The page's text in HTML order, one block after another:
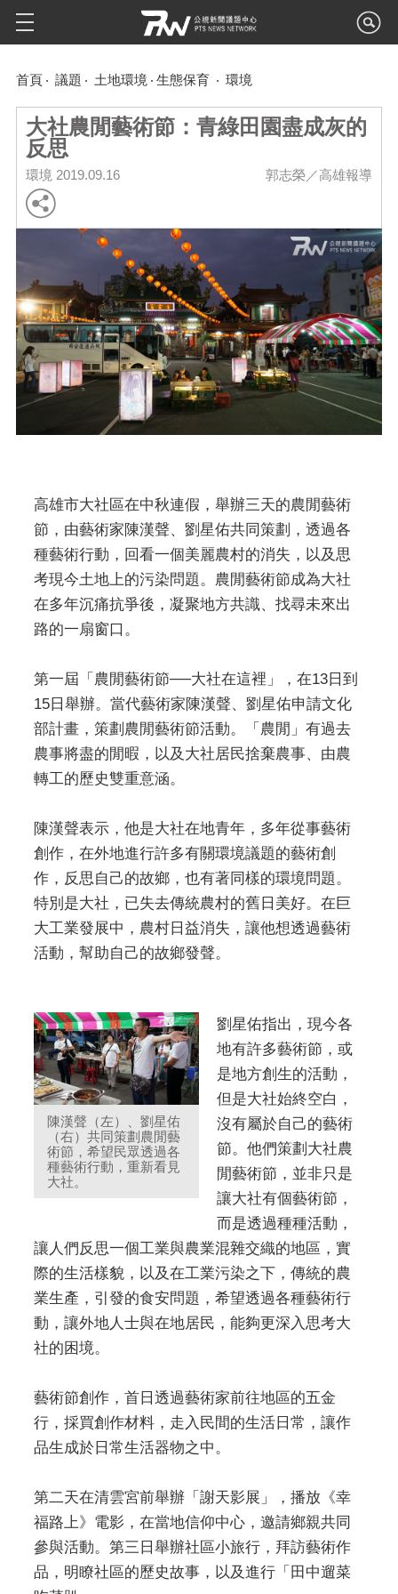
首頁 議題 土地環境 生態保育 環境
大社農閒藝術節：青綠田園盡成灰的
反思
環境 2019.09.16 郭志榮／高雄報導
高雄市大社區在中秋連假，舉辦三天的農閒藝術
節，由藝術家陳漢聲、劉星佑共同策劃，透過各
種藝術行動，回看一個美麗農村的消失，以及思
考現今土地上的污染問題。農閒藝術節成為大社
在多年沉痛抗爭後，凝聚地方共識、找尋未來出
路的一扇窗口。
第一屆「農閒藝術節──大社在這裡」，在13日到
15日舉辦。當代藝術家陳漢聲、劉星佑申請文化
部計畫，策劃農閒藝術節活動。「農閒」有過去
農事將盡的閒暇，以及大社居民捨棄農事、由農
轉工的歷史雙重意涵。
陳漢聲表示，他是大社在地青年，多年從事藝術
創作，在外地進行許多有關環境議題的藝術創
作，反思自己的故鄉，也有著同樣的環境問題。
特別是大社，已失去傳統農村的舊日美好。在巨
大工業發展中，農村日益消失，讓他想透過藝術
活動，幫助自己的故鄉發聲。
陳漢聲（左）、劉星佑
（右）共同策劃農閒藝
術節，希望民眾透過各
種藝術行動，重新看見
大社。
劉星佑指出，現今各
地有許多藝術節，或
是地方創生的活動，
但是大社始終空白，
沒有屬於自己的藝術
節。他們策劃大社農
閒藝術節，並非只是
讓大社有個藝術節，
而是透過種種活動，
讓人們反思一個工業與農業混雜交織的地區，實
際的生活樣貌，以及在工業污染之下，傳統的農
業生產，引發的食安問題，希望透過各種藝術行
動，讓外地人士與在地居民，能夠更深入思考大
社的困境。
藝術節創作，首日透過藝術家前往地區的五金
行，採買創作材料，走入民間的生活日常，讓作
品生成於日常生活器物之中。
第二天在清雲宮前舉辦「謝天影展」，播放《幸
福路上》電影，在當地信仰中心，邀請鄉親共同
參與活動。第三日舉辦社區小旅行，拜訪藝術作
品，明瞭社區的歷史故事，以及進行「田中遛菜